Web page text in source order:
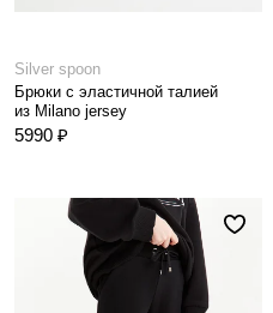
Silver spoon
Брюки с эластичной талией
из Milano jersey
5990 ₽